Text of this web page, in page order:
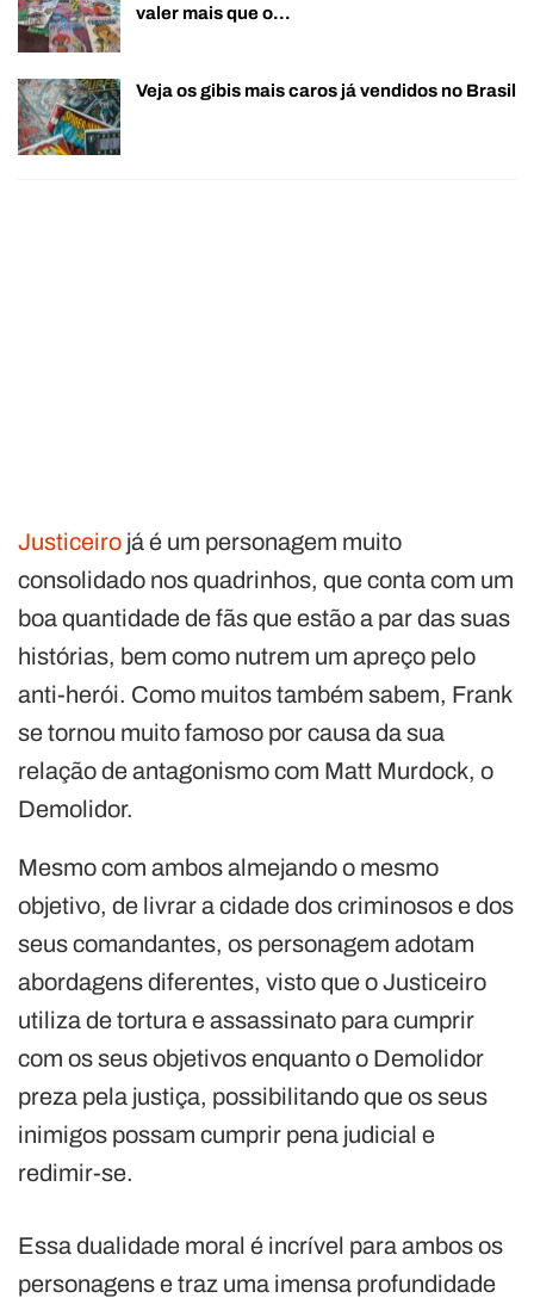
valer mais que o…
Veja os gibis mais caros já vendidos no Brasil
Justiceiro já é um personagem muito
consolidado nos quadrinhos, que conta com um
boa quantidade de fãs que estão a par das suas
histórias, bem como nutrem um apreço pelo
anti-herói. Como muitos também sabem, Frank
se tornou muito famoso por causa da sua
relação de antagonismo com Matt Murdock, o
Demolidor.
Mesmo com ambos almejando o mesmo
objetivo, de livrar a cidade dos criminosos e dos
seus comandantes, os personagem adotam
abordagens diferentes, visto que o Justiceiro
utiliza de tortura e assassinato para cumprir
com os seus objetivos enquanto o Demolidor
preza pela justiça, possibilitando que os seus
inimigos possam cumprir pena judicial e
redimir-se.
Essa dualidade moral é incrível para ambos os
personagens e traz uma imensa profundidade